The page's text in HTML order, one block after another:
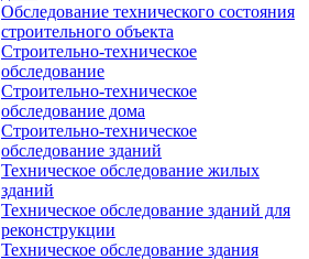
Обследование технического состояния
строительного объекта
Строительно-техническое
обследование
Строительно-техническое
обследование дома
Строительно-техническое
обследование зданий
Техническое обследование жилых
зданий
Техническое обследование зданий для
реконструкции
Техническое обследование здания